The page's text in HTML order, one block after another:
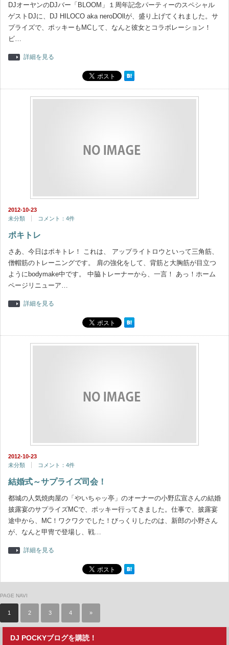
DJオーヤンのDJバー「BLOOM」１周年記念パーティーのスペシャル
ゲストDJに、DJ HILOCO aka neroDOllが、盛り上げてくれました。サ
プライズで、ポッキーもMCして、なんと彼女とコラボレーション！
ビ…
詳細を見る
2012-10-23
未分類
コメント：4件
ポキトレ
さあ、今日はポキトレ！ これは、 アップライトロウといって三角筋、
僧帽筋のトレーニングです。 肩の強化をして、背筋と大胸筋が目立つ
ようにbodymake中です。 中脇トレーナーから、一言！ あっ！ホーム
ページリニューア…
詳細を見る
2012-10-23
未分類
コメント：4件
結婚式～サプライズ司会！
都城の人気焼肉屋の「やいちゃッ亭」のオーナーの小野広宣さんの結婚
披露宴のサプライズMCで、ポッキー行ってきました。仕事で、披露宴
途中から、MC！ワクワクでした！びっくりしたのは、新郎の小野さん
が、なんと甲冑で登場し、戦…
詳細を見る
PAGE NAVI
1 2 3 4 »
DJ POCKYブログを購読！